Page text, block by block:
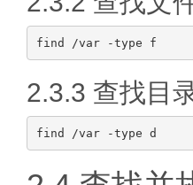
2.3.3 查找目